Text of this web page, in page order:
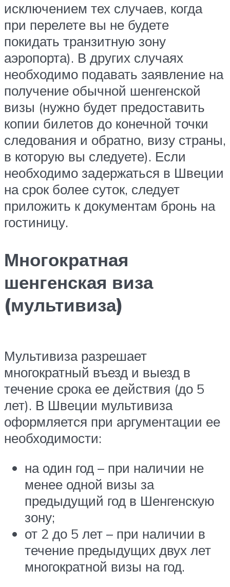
исключением тех случаев, когда
при перелете вы не будете
покидать транзитную зону
аэропорта). В других случаях
необходимо подавать заявление на
получение обычной шенгенской
визы (нужно будет предоставить
копии билетов до конечной точки
следования и обратно, визу страны,
в которую вы следуете). Если
необходимо задержаться в Швеции
на срок более суток, следует
приложить к документам бронь на
гостиницу.
Многократная
шенгенская виза
(мультивиза)
Мультивиза разрешает
многократный въезд и выезд в
течение срока ее действия (до 5
лет). В Швеции мультивиза
оформляется при аргументации ее
необходимости:
на один год – при наличии не
менее одной визы за
предыдущий год в Шенгенскую
зону;
от 2 до 5 лет – при наличии в
течение предыдущих двух лет
многократной визы на год.